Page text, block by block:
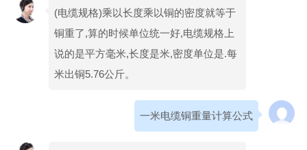
(电缆规格)乘以长度乘以铜的密度就等于
铜重了,算的时候单位统一好,电缆规格上
说的是平方毫米,长度是米,密度单位是.每
米出铜5.76公斤。
一米电缆铜重量计算公式